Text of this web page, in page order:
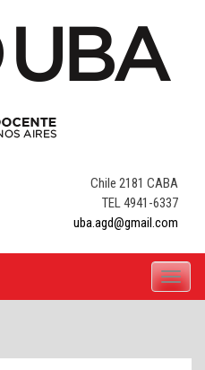
Chile 2181 CABA
TEL 4941-6337
uba.agd@gmail.com
Toggle